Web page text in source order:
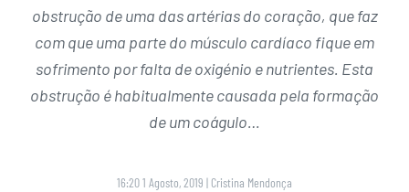
obstrução de uma das artérias do coração, que faz
com que uma parte do músculo cardíaco fique em
sofrimento por falta de oxigénio e nutrientes. Esta
obstrução é habitualmente causada pela formação
de um coágulo…
16:20 1 Agosto, 2019 | Cristina Mendonça